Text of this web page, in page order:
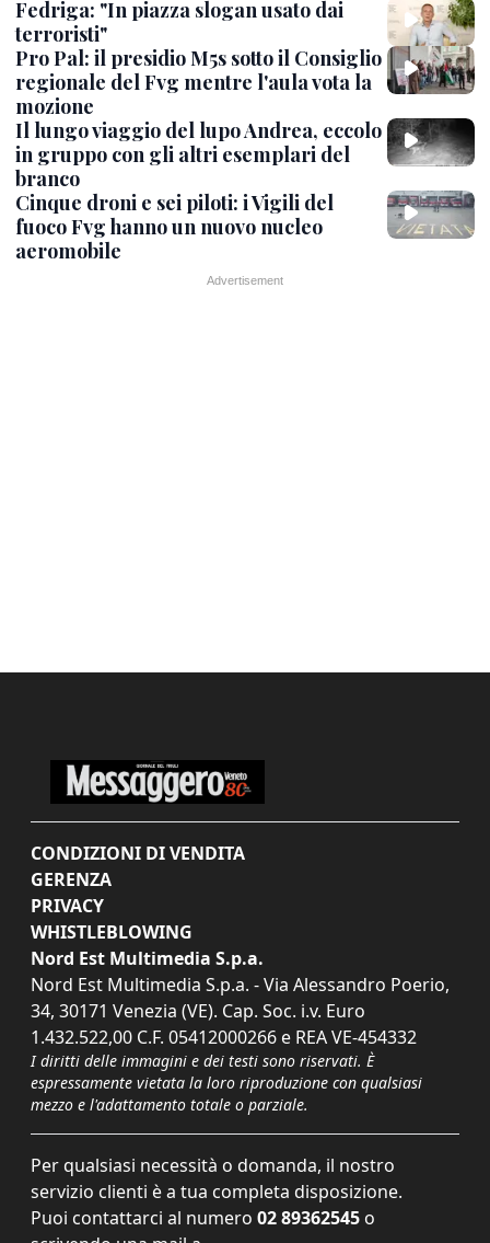
Fedriga: "In piazza slogan usato dai
terroristi"
Pro Pal: il presidio M5s sotto il Consiglio
regionale del Fvg mentre l'aula vota la
mozione
Il lungo viaggio del lupo Andrea, eccolo
in gruppo con gli altri esemplari del
branco
Cinque droni e sei piloti: i Vigili del
fuoco Fvg hanno un nuovo nucleo
aeromobile
CONDIZIONI DI VENDITA
GERENZA
PRIVACY
WHISTLEBLOWING
Nord Est Multimedia S.p.a.
Nord Est Multimedia S.p.a. - Via Alessandro Poerio,
34, 30171 Venezia (VE). Cap. Soc. i.v. Euro
1.432.522,00 C.F. 05412000266 e REA VE-454332
I diritti delle immagini e dei testi sono riservati. È
espressamente vietata la loro riproduzione con qualsiasi
mezzo e l'adattamento totale o parziale.
Per qualsiasi necessità o domanda, il nostro
servizio clienti è a tua completa disposizione.
Puoi contattarci al numero 02 89362545 o